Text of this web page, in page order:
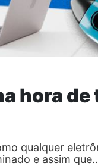
hora
qualquer
e assim